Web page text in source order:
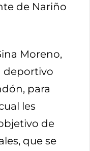
de Nariño
Moreno,
deportivo
para
les
de
que se